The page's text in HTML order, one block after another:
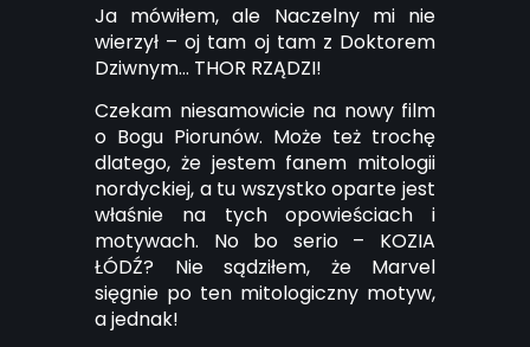
Ja mówiłem, ale Naczelny mi nie
wierzył – oj tam oj tam z Doktorem
Dziwnym… THOR RZĄDZI!
Czekam niesamowicie na nowy film
o Bogu Piorunów. Może też trochę
dlatego, że jestem fanem mitologii
nordyckiej, a tu wszystko oparte jest
właśnie na tych opowieściach i
motywach. No bo serio – KOZIA
ŁÓDŹ? Nie sądziłem, że Marvel
sięgnie po ten mitologiczny motyw,
a jednak!